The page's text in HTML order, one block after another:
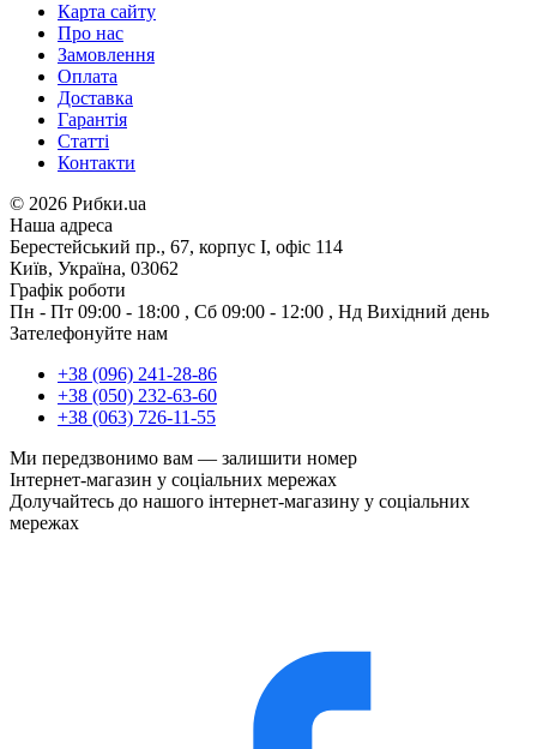
Карта сайту
Про нас
Замовлення
Оплата
Доставка
Гарантія
Статті
Контакти
© 2026 Рибки.ua
Наша адреса
Берестейський пр., 67, корпус І, офіс 114
Київ, Україна, 03062
Графік роботи
Пн - Пт 09:00 - 18:00 , Сб 09:00 - 12:00 , Нд Вихідний день
Зателефонуйте нам
+38 (096) 241-28-86
+38 (050) 232-63-60
+38 (063) 726-11-55
Ми передзвонимо вам — залишити номер
Інтернет-магазин у соціальних мережах
Долучайтесь до нашого інтернет-магазину у соціальних
мережах